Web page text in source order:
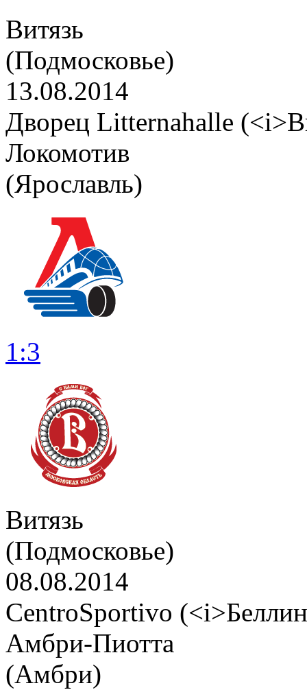
Витязь
(Подмосковье)
13.08.2014
Дворец Litternahalle
Локомотив
(Ярославль)
1:3
Витязь
(Подмосковье)
08.08.2014
CentroSportivo
Амбри-Пиотта
(Амбри)